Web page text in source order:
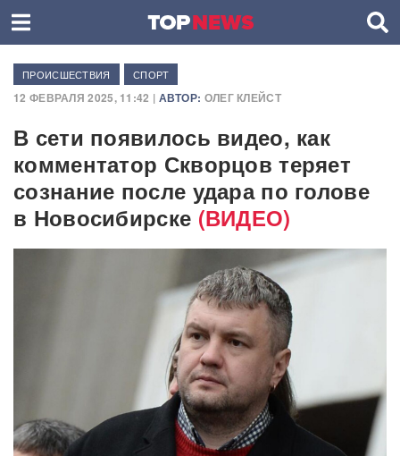
ПРОИСШЕСТВИЯ СПОРТ
12 ФЕВРАЛЯ 2025, 11:42 | АВТОР: ОЛЕГ КЛЕЙСТ
В сети появилось видео, как
комментатор Скворцов теряет
сознание после удара по голове
в Новосибирске (ВИДЕО)